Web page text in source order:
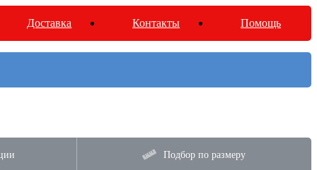
Доставка Контакты Помощь
Подбор по размеру